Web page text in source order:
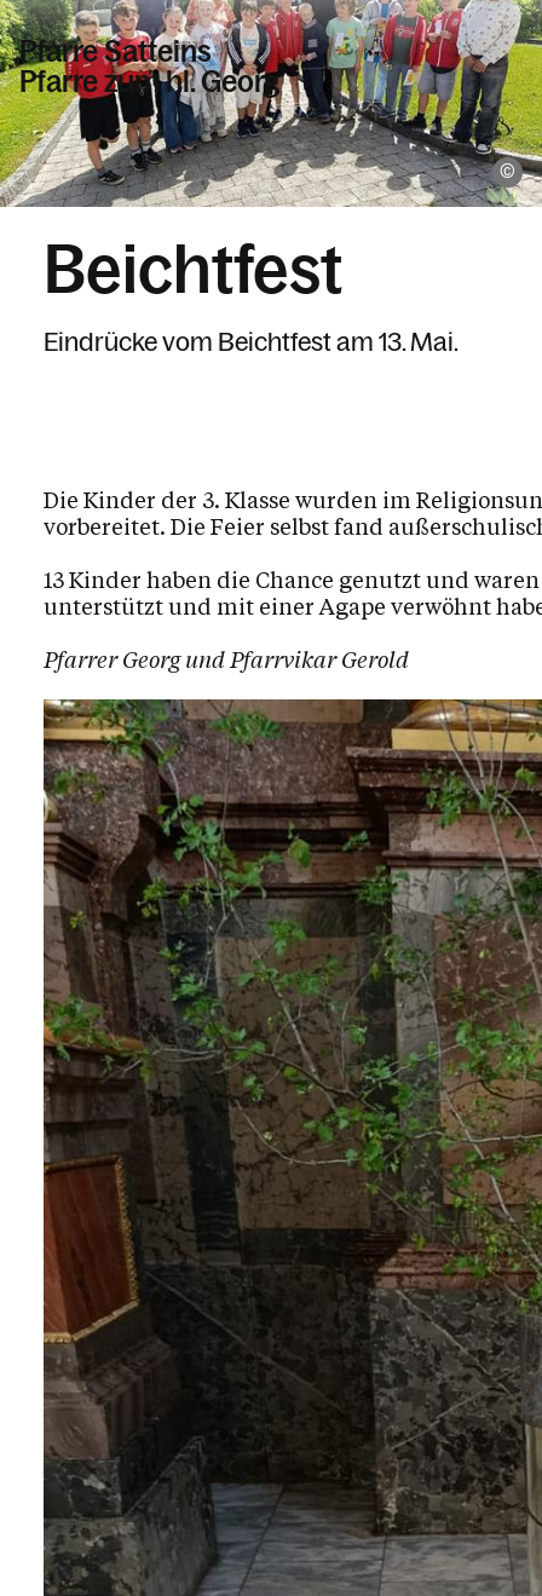
Pfarre Satteins
Pfarre zum hl. Georg
Informationen
Kalender
Personen
Beichtfest
Eindrücke vom Beichtfest am 13. Mai.
Die Kinder der 3. Klasse wurden im
vorbereitet. Die Feier selbst fand
13 Kinder haben die Chance genutzt und
unterstützt und mit einer Agape verwöhnt
Pfarrer Georg und Pfarrvikar Gerold